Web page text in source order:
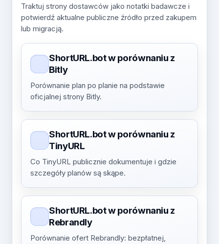
Traktuj strony dostawców jako notatki badawcze i
potwierdź aktualne publiczne źródło przed zakupem
lub migracją.
ShortURL.bot w porównaniu z
Bitly
Porównanie plan po planie na podstawie
oficjalnej strony Bitly.
ShortURL.bot w porównaniu z
TinyURL
Co TinyURL publicznie dokumentuje i gdzie
szczegóły planów są skąpe.
ShortURL.bot w porównaniu z
Rebrandly
Porównanie ofert Rebrandly: bezpłatnej,